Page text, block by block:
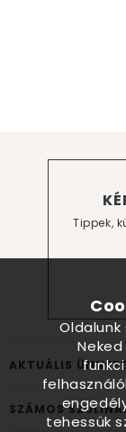
Tippek,
AKTUÁLIS
SZÁMOS
tehessük